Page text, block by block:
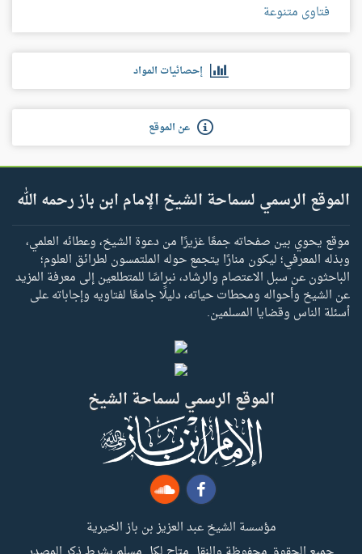
فتاوى متنوعة
إحصائيات المواد
عن الموقع
الموقع الرسمي لسماحة الشيخ الإمام ابن باز رحمه الله
موقع يحوي بين صفحاته جمعًا غزيرًا من دعوة الشيخ، وعطائه العلمي،
وبذله المعرفي؛ ليكون منارًا يتجمع حوله الملتمسون لطرائق العلوم؛
الباحثون عن سبل الاعتصام والرشاد، نبراسًا للمتطلعين إلى معرفة المزيد
عن الشيخ وأحواله ومحطات حياته، دليلًا جامعًا لفتاويه وإجاباته على
أسئلة الناس وقضايا المسلمين.
الموقع الرسمي لسماحة الشيخ
مؤسسة الشيخ عبد العزيز بن باز الخيرية